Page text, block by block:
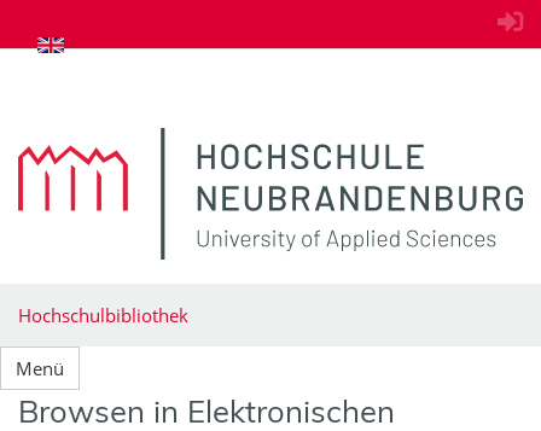
zum Inhalt springen
Hochschulbibliothek
Menü
Browsen in Elektronischen